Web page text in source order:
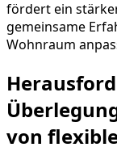
fördert ein
gemeinsame
Wohnraum
von